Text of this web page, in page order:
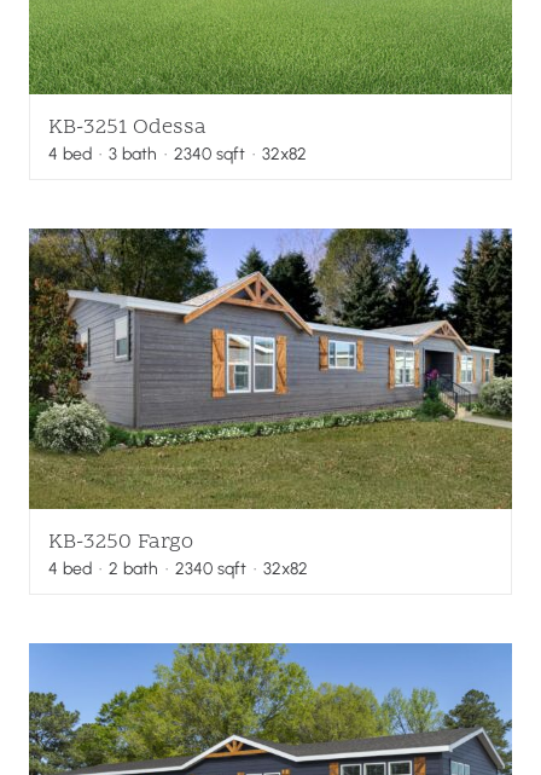
KB-3251 Odessa
4 bed · 3 bath · 2340 sqft· 32x82
KB-3250 Fargo
4 bed · 2 bath · 2340 sqft· 32x82